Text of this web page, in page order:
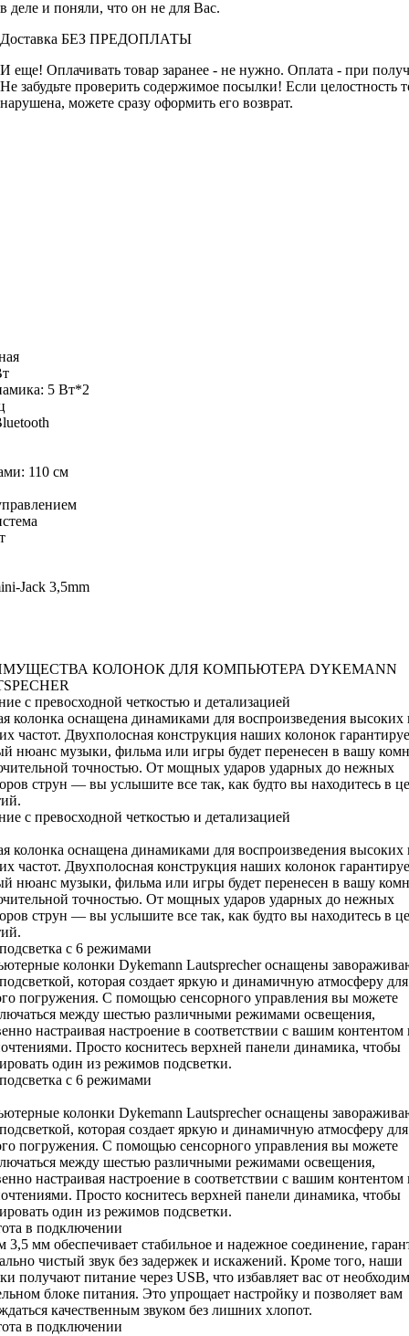
в деле и поняли, что он не для Вас.
Доставка БЕЗ ПРЕДОПЛАТЫ
И еще! Оплачивать товар заранее - не нужно. Оплата - при
Не забудьте проверить содержимое посылки! Если целостность
нарушена, можете сразу оформить его возврат.
5 Вт*2
110 cм
Jack 3,5mm
КОЛОНОК ДЛЯ КОМПЬЮТЕРА DYKEMANN
с превосходной четкостью и детализацией
колонка оснащена динамиками для воспроизведения высоких
частот. Двухполосная конструкция наших колонок
нюанс музыки, фильма или игры будет перенесен в вашу
точностью. От мощных ударов ударных до нежных
струн — вы услышите все так, как будто вы находитесь в
с превосходной четкостью и детализацией
колонка оснащена динамиками для воспроизведения высоких
частот. Двухполосная конструкция наших колонок
нюанс музыки, фильма или игры будет перенесен в вашу
точностью. От мощных ударов ударных до нежных
струн — вы услышите все так, как будто вы находитесь в
с 6 режимами
колонки Dykemann Lautsprecher оснащены
которая создает яркую и динамичную атмосферу для
погружения. С помощью сенсорного управления вы можете
между шестью различными режимами освещения,
настраивая настроение в соответствии с вашим контентом
Просто коснитесь верхней панели динамика, чтобы
один из режимов подсветки.
с 6 режимами
колонки Dykemann Lautsprecher оснащены
которая создает яркую и динамичную атмосферу для
погружения. С помощью сенсорного управления вы можете
между шестью различными режимами освещения,
настраивая настроение в соответствии с вашим контентом
Просто коснитесь верхней панели динамика, чтобы
один из режимов подсветки.
в подключении
3,5 мм обеспечивает стабильное и надежное соединение,
чистый звук без задержек и искажений. Кроме того, наши
получают питание через USB, что избавляет вас от
блоке питания. Это упрощает настройку и позволяет вам
качественным звуком без лишних хлопот.
в подключении